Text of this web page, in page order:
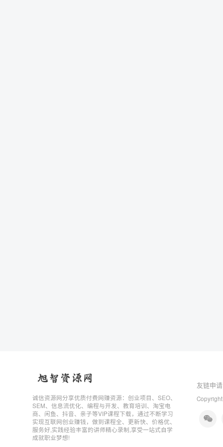
诚信资源网分享优质付费网赚资源：创业项目、SEO、
SEM、信息流优化、编程与开发、教育培训、淘宝电
商、闲鱼、抖音、亲子等VIP课程下载，通过不断学习
实现互联网创业赚钱，做到课程全、更新快、价格优、
服务好,实践经验丰富的讲师精心录制,享受一站式自学
成就职业梦想!
友链申请